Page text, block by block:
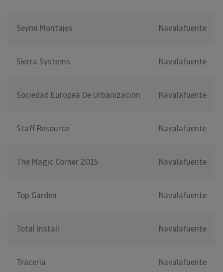
Seymi Montajes Navalafuente
Sierra Systems Navalafuente
Sociedad Europea De Urbanizacion Navalafuente
Staff Resource Navalafuente
The Magic Corner 2015 Navalafuente
Top Garden Navalafuente
Total Install Navalafuente
Traceria Navalafuente